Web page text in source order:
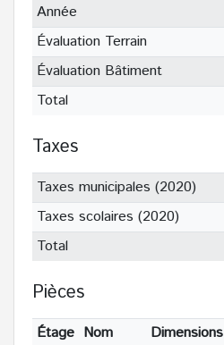
Année
Évaluation Terrain
Évaluation Bâtiment
Total
Taxes
Taxes municipales (2020)
Taxes scolaires (2020)
Total
Pièces
Étage Nom Dimensions